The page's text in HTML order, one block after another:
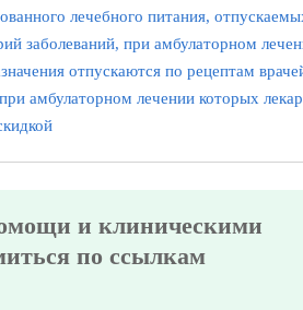
лечебного питания,
заболеваний, при амбулаторном
отпускаются по рецептам
амбулаторном лечении которых
и клиническими
по ссылкам